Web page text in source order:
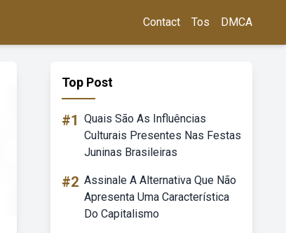
Contact Tos DMCA
Top Post
#1 Quais São As Influências
Culturais Presentes Nas Festas
Juninas Brasileiras
#2 Assinale A Alternativa Que Não
Apresenta Uma Característica
Do Capitalismo